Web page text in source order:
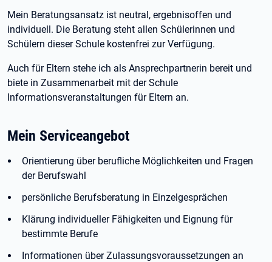
Mein Beratungsansatz ist neutral, ergebnisoffen und
individuell. Die Beratung steht allen Schülerinnen und
Schülern dieser Schule kostenfrei zur Verfügung.
Auch für Eltern stehe ich als Ansprechpartnerin bereit und
biete in Zusammenarbeit mit der Schule
Informationsveranstaltungen für Eltern an.
Mein Serviceangebot
Orientierung über berufliche Möglichkeiten und Fragen
der Berufswahl
persönliche Berufsberatung in Einzelgesprächen
Klärung individueller Fähigkeiten und Eignung für
bestimmte Berufe
Informationen über Zulassungsvoraussetzungen an